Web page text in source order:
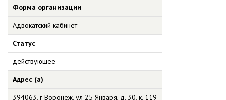
Форма организации
Адвокатский кабинет
Статус
действующее
Адрес (а)
394063, г Воронеж, ул 25 Января, д. 30, к. 119